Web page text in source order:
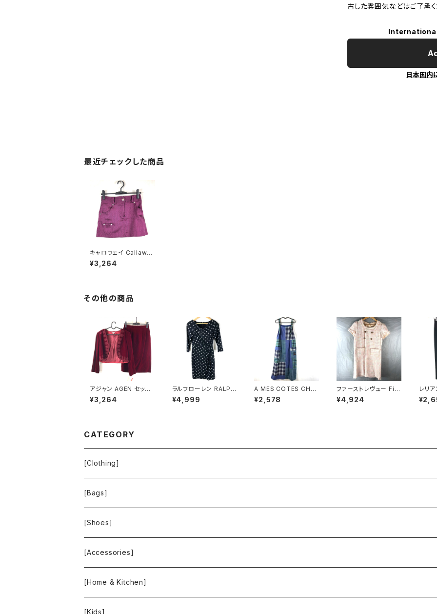
古した雰囲気などはご了承く
日本国内
最近チェックした商品
キャロウェイ Callawa
y スカート ひざ上 ピン
ク SSサイズ 868954
¥3,264
その他の商品
アジャン AGEN セット
アップ スカートスーツ
長袖 ベロア生地 レース
¥3,264
ラルフローレン RALPH
LAUREN ワンピース
七分袖 ドット 黒 4pサ
¥4,999
A MES COTES CHA
QUE ジャンパースカー
ト チェック柄 ポケット
¥2,578
ファーストレヴュー Firs
t Revue 半袖ワンピー
ス フリンジ バックファス
¥4,924
レリ
ート
地付き
CATEGORY
[Clothing]
Krochet Kids International
[Bags]
BAGGU
FOOD TEXTILE
INCASE
People Tree
[Shoes]
TOMS
[Accessories]
ALEX AND ANI
Feliz
[Home & Kitchen]
Bee Eco Wraps
[Kids]